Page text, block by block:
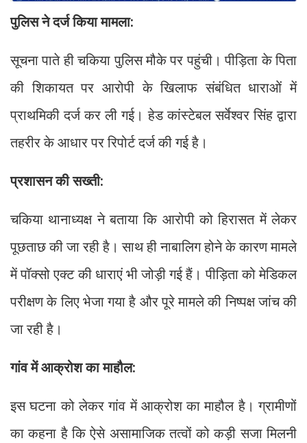
पुलिस ने दर्ज किया मामला:
सूचना पाते ही चकिया पुलिस मौके पर पहुंची। पीड़िता के पिता
की शिकायत पर आरोपी के खिलाफ संबंधित धाराओं में
प्राथमिकी दर्ज कर ली गई। हेड कांस्टेबल सर्वेश्वर सिंह द्वारा
तहरीर के आधार पर रिपोर्ट दर्ज की गई है।
प्रशासन की सख्ती:
चकिया थानाध्यक्ष ने बताया कि आरोपी को हिरासत में लेकर
पूछताछ की जा रही है। साथ ही नाबालिग होने के कारण मामले
में पॉक्सो एक्ट की धाराएं भी जोड़ी गई हैं। पीड़िता को मेडिकल
परीक्षण के लिए भेजा गया है और पूरे मामले की निष्पक्ष जांच की
जा रही है।
गांव में आक्रोश का माहौल:
इस घटना को लेकर गांव में आक्रोश का माहौल है। ग्रामीणों
का कहना है कि ऐसे असामाजिक तत्वों को कड़ी सजा मिलनी